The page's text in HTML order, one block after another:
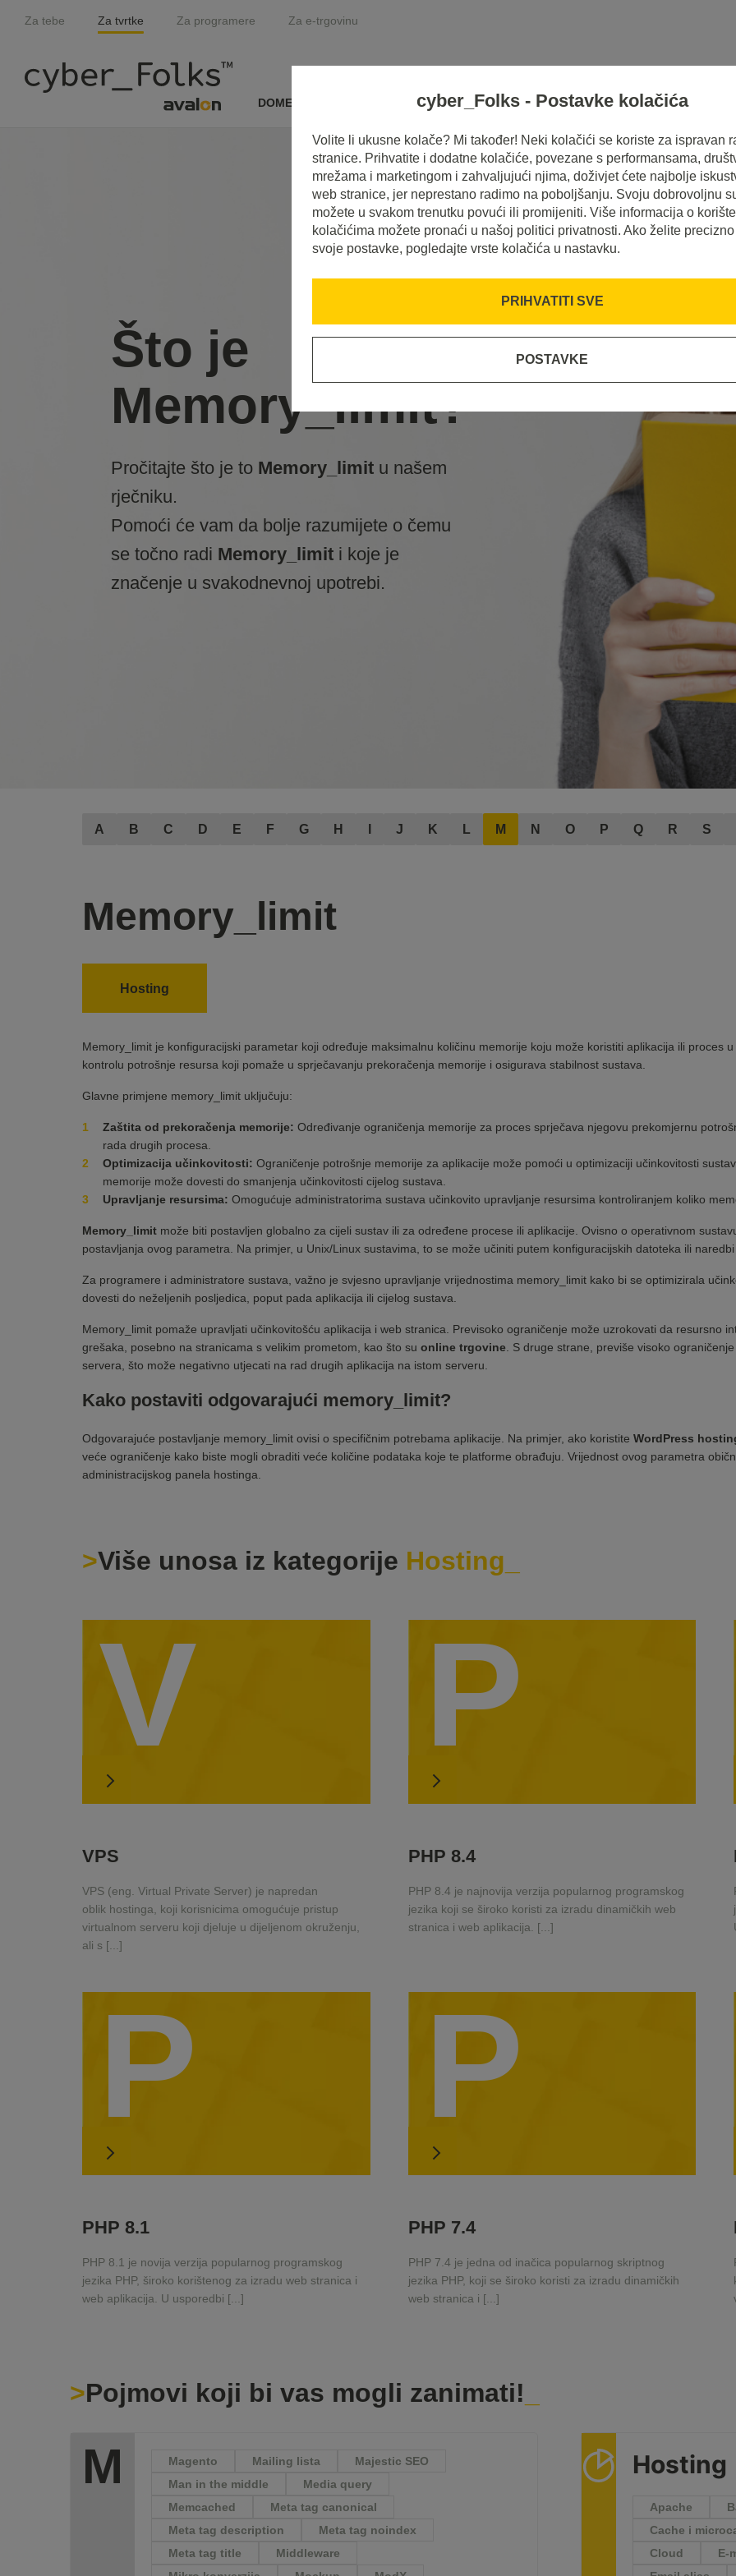
Za tebe Za tvrtke Za programere Za e-trgovinu
DOMENE I SSL HOSTING SERVERI INSPIRACIJE
Što je
Memory_limit?
Pročitajte što je to Memory_limit u našem
rječniku.
Pomoći će vam da bolje razumijete o čemu
se točno radi Memory_limit i koje je
značenje u svakodnevnoj upotrebi.
A B C D E F G H J K L M N O P Q R S
Memory_limit
Hosting
Memory_limit je konfiguracijski parametar koji određuje maksimalnu količinu memorije koju može koristiti aplikacija ili proces
kontrolu potrošnje resursa koji pomaže u sprječavanju prekoračenja memorije i osigurava stabilnost sustava.
Glavne primjene memory_limit uključuju:
Zaštita od prekoračenja memorije: Određivanje ograničenja memorije za proces sprječava njegovu prekomjernu
rada drugih procesa.
Optimizacija učinkovitosti: Ograničenje potrošnje memorije za aplikacije može pomoći u optimizaciji učinkovitosti
memorije može dovesti do smanjenja učinkovitosti cijelog sustava.
Upravljanje resursima: Omogućuje administratorima sustava učinkovito upravljanje resursima kontroliranjem koliko
Memory_limit može biti postavljen globalno za cijeli sustav ili za određene procese ili aplikacije. Ovisno o operativnom
postavljanja ovog parametra. Na primjer, u Unix/Linux sustavima, to se može učiniti putem konfiguracijskih datoteka ili
Za programere i administratore sustava, važno je svjesno upravljanje vrijednostima memory_limit kako bi se optimizirala
dovesti do neželjenih posljedica, poput pada aplikacija ili cijelog sustava.
Memory_limit pomaže upravljati učinkovitošću aplikacija i web stranica. Previsoko ograničenje može uzrokovati da resursno
grešaka, posebno na stranicama s velikim prometom, kao što su online trgovine. S druge strane, previše visoko
servera, što može negativno utjecati na rad drugih aplikacija na istom serveru.
Kako postaviti odgovarajući memory_limit?
Odgovarajuće postavljanje memory_limit ovisi o specifičnim potrebama aplikacije. Na primjer, ako koristite WordPress
veće ograničenje kako biste mogli obraditi veće količine podataka koje te platforme obrađuju. Vrijednost ovog parametra
administracijskog panela hostinga.
Više unosa iz kategorije Hosting
V
VPS
VPS (eng. Virtual Private Server) je napredan
oblik hostinga, koji korisnicima omogućuje pristup
virtualnom serveru koji djeluje u dijeljenom okruženju,
ali s [...]
P
PHP 8.4
PHP 8.4 je najnovija verzija popularnog programskog
jezika koji se široko koristi za izradu dinamičkih web
stranica i web aplikacija. [...]
P
PHP 8.1
PHP 8.1 je novija verzija popularnog programskog
jezika PHP, široko korištenog za izradu web stranica i
web aplikacija. U usporedbi [...]
P
PHP 7.4
PHP 7.4 je jedna od inačica popularnog skriptnog
jezika PHP, koji se široko koristi za izradu dinamičkih
web stranica i [...]
Pojmovi koji bi vas mogli zanimati!
M Magento Mailing lista
Majestic SEO
Man in the middle
Media query
Memcached
Meta tag canonical
Meta tag description
Meta tag noindex
Meta tag title
Middleware
Hosting
Apache
Cache i
Cloud
E-
cyber_Folks - Postavke kolačića
Volite li ukusne kolače? Mi također! Neki kolačići se koriste za ispravan
stranice. Prihvatite i dodatne kolačiće, povezane s performansama,
mrežama i marketingom i zahvaljujući njima, doživjet ćete najbolje
web stranice, jer neprestano radimo na poboljšanju. Svoju dobrovoljnu
možete u svakom trenutku povući ili promijeniti. Više informacija o
kolačićima možete pronaći u našoj politici privatnosti. Ako želite
svoje postavke, pogledajte vrste kolačića u nastavku.
PRIHVATITI SVE
POSTAVKE